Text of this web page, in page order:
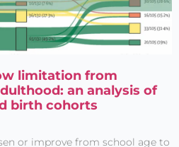
limitation from
an analysis of
birth cohorts
or improve from school age to